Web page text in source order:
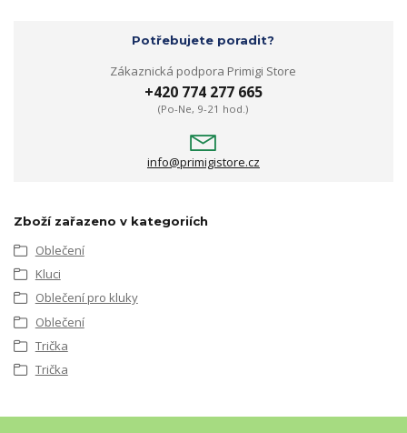
Potřebujete poradit?
Zákaznická podpora Primigi Store
+420 774 277 665
(Po-Ne, 9-21 hod.)
info@primigistore.cz
Zboží zařazeno v kategoriích
Oblečení
Kluci
Oblečení pro kluky
Oblečení
Trička
Trička